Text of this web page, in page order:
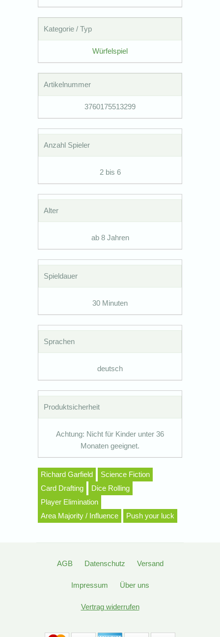
Kategorie / Typ
Würfelspiel
Artikelnummer
3760175513299
Anzahl Spieler
2 bis 6
Alter
ab 8 Jahren
Spieldauer
30 Minuten
Sprachen
deutsch
Produktsicherheit
Achtung: Nicht für Kinder unter 36
Monaten geeignet.
Richard Garfield
Science Fiction
Card Drafting
Dice Rolling
Player Elimination
Area Majority / Influence
Push your luck
AGB Datenschutz Versand
Impressum Über uns
Vertrag widerrufen